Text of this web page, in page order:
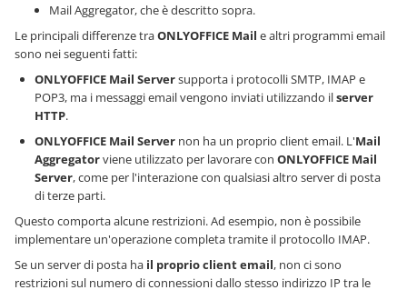
Mail Aggregator, che è descritto sopra.
Le principali differenze traONLYOFFICE Mail e altri programmi email
sono nei seguenti fatti:
ONLYOFFICE Mail Serversupporta i protocolli SMTP, IMAP e
POP3, ma i messaggi email vengono inviati utilizzando ilserver
HTTP.
ONLYOFFICE Mail Server non ha un proprio client email. L'Mail
Aggregatorviene utilizzato per lavorare con ONLYOFFICE Mail
Server, come per l'interazione con qualsiasi altro server di posta
di terze parti.
Questo comporta alcune restrizioni. Ad esempio, non è possibile
implementare un'operazione completa tramite il protocollo IMAP.
Se un server di posta ha il proprio client email, non ci sono
restrizioni sul numero di connessioni dallo stesso indirizzo IP tra le